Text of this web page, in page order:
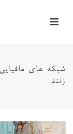
شبکه های
زنند